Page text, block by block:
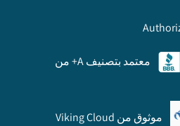
معتمد بتصنيف A+ من
موثوق من Viking Cloud